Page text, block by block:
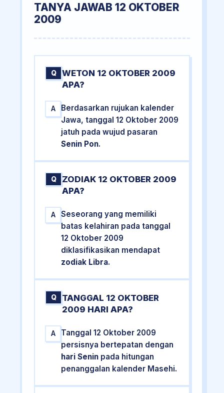
TANYA JAWAB 12 OKTOBER
2009
Q
WETON 12 OKTOBER 2009
APA?
A
Berdasarkan rujukan kalender
Jawa, tanggal 12 Oktober 2009
jatuh pada wujud pasaran
Senin Pon.
Q
ZODIAK 12 OKTOBER 2009
APA?
A
Seseorang yang memiliki
batas kelahiran pada tanggal
12 Oktober 2009
diklasifikasikan mendapat
zodiak Libra.
Q
TANGGAL 12 OKTOBER
2009 HARI APA?
A
Tanggal 12 Oktober 2009
persisnya bertepatan dengan
hari Senin pada hitungan
penanggalan kalender Masehi.